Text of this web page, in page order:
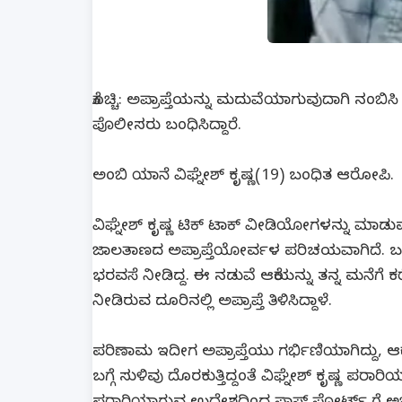
ಕೊಚ್ಚಿ: ಅಪ್ರಾಪ್ತೆಯನ್ನು ಮದುವೆಯಾಗುವುದಾಗಿ
ಪೊಲೀಸರು ಬಂಧಿಸಿದ್ದಾರೆ.
ಅಂಬಿ ಯಾನೆ ವಿಘ್ನೇಶ್ ಕೃಷ್ಣ(19) ಬಂಧಿತ ಆರೋಪಿ.
ವಿಘ್ನೇಶ್ ಕೃಷ್ಣ ಟಿಕ್ ಟಾಕ್ ವೀಡಿಯೋಗಳನ್ನು
ಜಾಲತಾಣದ ಅಪ್ರಾಪ್ತೆಯೋರ್ವಳ ಪರಿಚಯವಾಗಿದೆ.
ಭರವಸೆ ನೀಡಿದ್ದ. ಈ ನಡುವೆ ಆಕೆಯನ್ನು ತನ್ನ ಮನೆಗೆ
ನೀಡಿರುವ ದೂರಿನಲ್ಲಿ ಅಪ್ರಾಪ್ತೆ ತಿಳಿಸಿದ್ದಾಳೆ.
ಪರಿಣಾಮ ಇದೀಗ ಅಪ್ರಾಪ್ತೆಯು ಗರ್ಭಿಣಿಯಾಗಿದ್ದು,
ಬಗ್ಗೆ ಸುಳಿವು ದೊರಕುತ್ತಿದ್ದಂತೆ ವಿಘ್ನೇಶ್ ಕೃಷ್ಣ